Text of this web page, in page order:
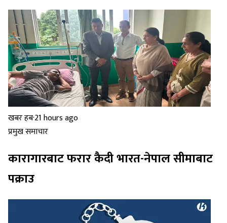
खबर हब·21 hours ago
प्रमुख समाचार
कारागारबाट फरार कैदी भारत-नेपाल सीमाबाट
पक्राउ